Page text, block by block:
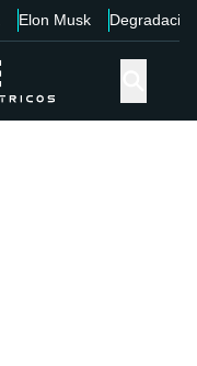
Elon Musk Degradación